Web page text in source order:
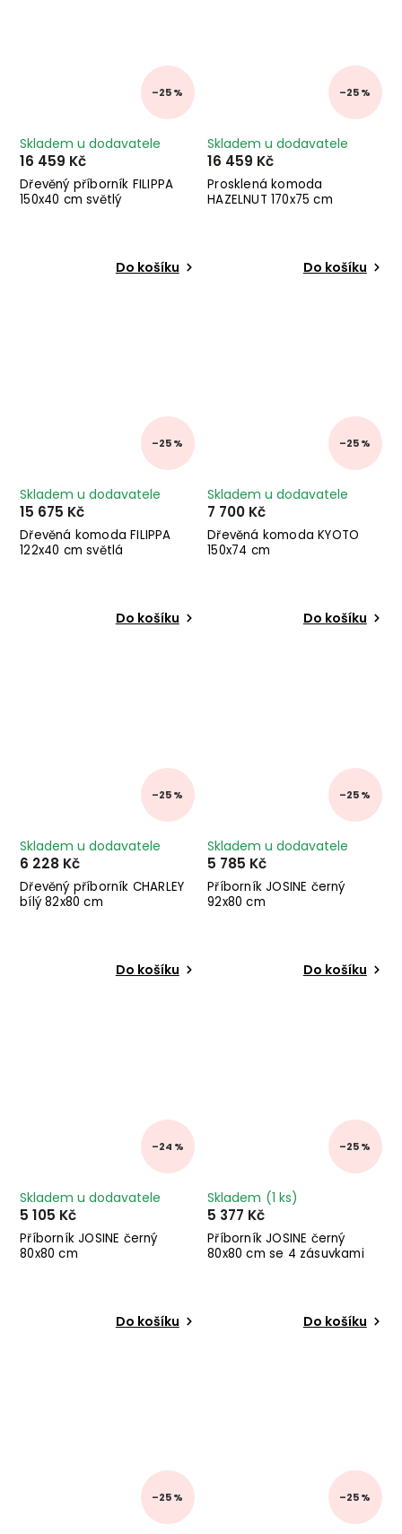
–25 %
Dřevěný příborník FILIPPA
150x40 cm světlý
Skladem u dodavatele
16 459 Kč
Do košíku
–25 %
Prosklená komoda
HAZELNUT 170x75 cm
Skladem u dodavatele
16 459 Kč
Do košíku
–25 %
Dřevěná komoda FILIPPA
122x40 cm světlá
Skladem u dodavatele
15 675 Kč
Do košíku
–25 %
Dřevěná komoda KYOTO
150x74 cm
Skladem u dodavatele
7 700 Kč
Do košíku
–25 %
Dřevěný příborník CHARLEY
bílý 82x80 cm
Skladem u dodavatele
6 228 Kč
Do košíku
–25 %
Příborník JOSINE černý
92x80 cm
Skladem u dodavatele
5 785 Kč
Do košíku
–24 %
Příborník JOSINE černý
80x80 cm
Skladem u dodavatele
5 105 Kč
Do košíku
–25 %
Příborník JOSINE černý
80x80 cm se 4 zásuvkami
Skladem (1 ks)
5 377 Kč
Do košíku
–25 % –25 %